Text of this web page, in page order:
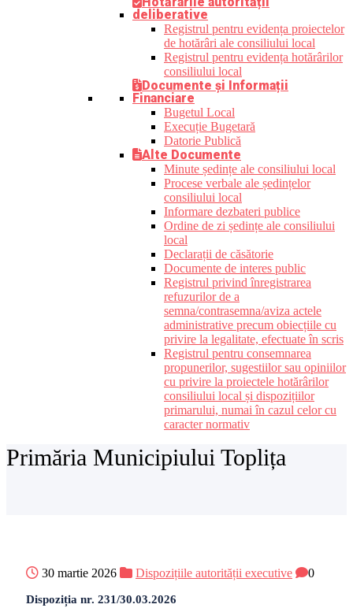
deliberative
Registrul pentru evidența proiectelor
de hotărâri ale consiliului local
Registrul pentru evidența hotărârilor
consiliului local
Documente și Informații
Financiare
Bugetul Local
Execuție Bugetară
Datorie Publică
Alte Documente
Minute ședințe ale consiliului local
Procese verbale ale ședințelor
consiliului local
Informare dezbateri publice
Ordine de zi ședințe ale consiliului
local
Declarații de căsătorie
Documente de interes public
Registrul privind înregistrarea
refuzurilor de a
semna/contrasemna/aviza actele
administrative precum obiecțiile cu
privire la legalitate, efectuate în scris
Registrul pentru consemnarea
propunerilor, sugestiilor sau opiniilor
cu privire la proiectele hotărârilor
consiliului local și dispozițiilor
primarului, numai în cazul celor cu
caracter normativ
Primăria Municipiului Toplița
30 martie 2026 Dispozițiile autorității executive 0
Dispoziția nr. 231/30.03.2026